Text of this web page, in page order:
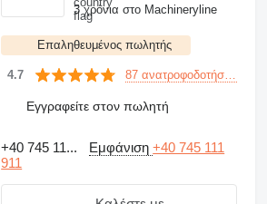
3 χρόνια στο Machineryline
Επαληθευμένος πωλητής
4.7
Εγγραφείτε στον πωλητή
+40 745 11... Εμφάνιση+40 745 111
911